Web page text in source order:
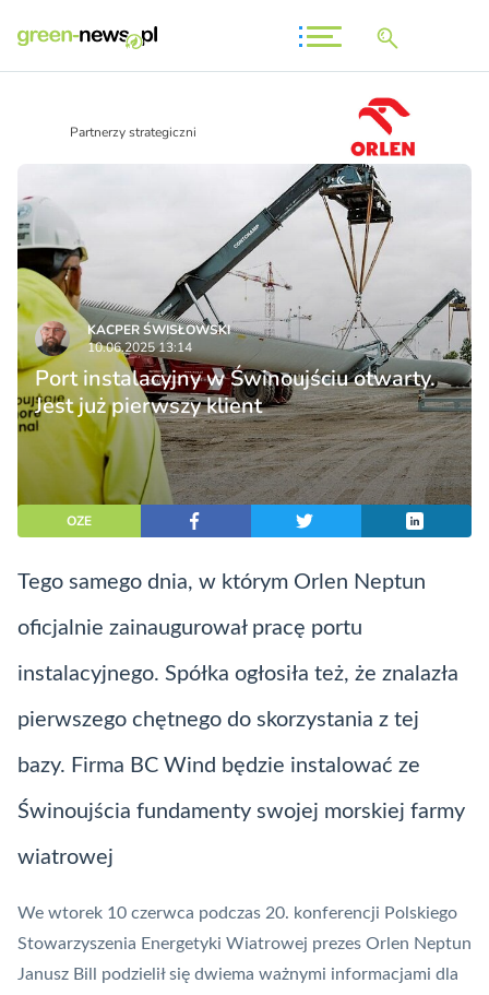
Partnerzy strategiczni
KACPER ŚWISŁO­WSKI
10.06.2025 13:14
Port instalacyjny w Świnoujściu otwarty.
Jest już pierwszy klient
OZE
Tego samego dnia, w którym Orlen Neptun
oficjalnie zainaugurował pracę portu
instalacyjnego. Spółka ogłosiła też, że znalazła
pierwszego chętnego do skorzystania z tej
bazy. Firma BC Wind będzie instalować ze
Świnoujścia fundamenty swojej morskiej farmy
wiatrowej
We wtorek 10 czerwca podczas 20. konferencji Polskiego
Stowarzyszenia Energetyki Wiatrowej prezes Orlen Neptun
Janusz Bill podzielił się dwiema ważnymi informacjami dla